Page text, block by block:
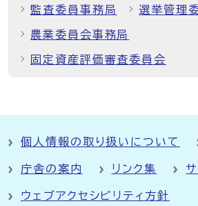
監査委員事務局 選挙管理
農業委員会事務局
固定資産評価審査委員会
個人情報の取り扱いについて
庁舎の案内 リンク集
ウェブアクセシビリティ方針